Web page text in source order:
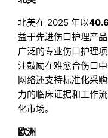
北美在 2025 年以
益于先进伤口护理产
广泛的专业伤口护理
注鼓励在难愈合伤口
网络还支持标准化采
力的临床证据和工作
化市场。
欧洲